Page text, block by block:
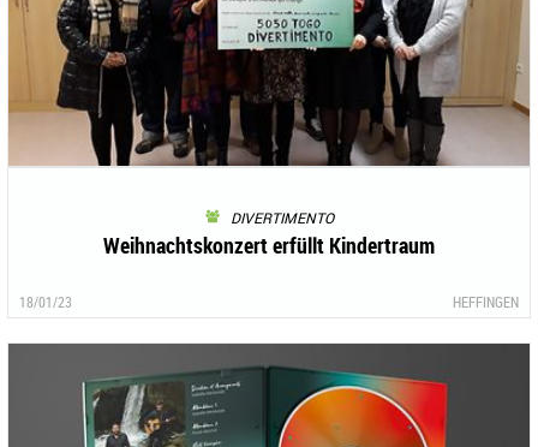
DIVERTIMENTO
Weihnachtskonzert erfüllt Kindertraum
18/01/23 HEFFINGEN